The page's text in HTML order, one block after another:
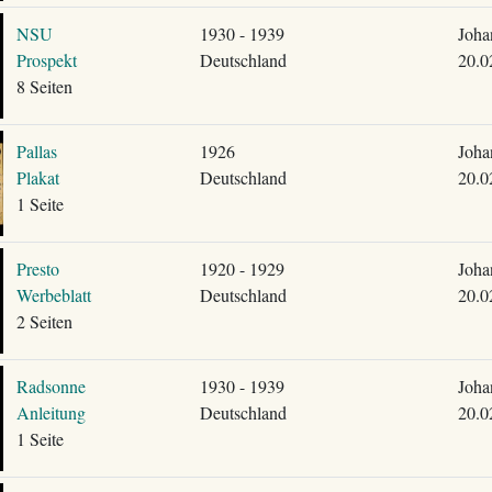
NSU
Prospekt
8 Seiten
1930 - 1939
Deutschland
Pallas
Plakat
1 Seite
1926
Deutschland
Presto
Werbeblatt
2 Seiten
1920 - 1929
Deutschland
Radsonne
Anleitung
1 Seite
1930 - 1939
Deutschland